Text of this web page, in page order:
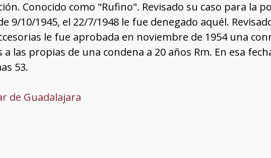
Conocido como "Rufino". Revisado su caso para la
9/10/1945, el 22/7/1948 le fue denegado aquél.
le fue aprobada en noviembre de 1954 una
las propias de una condena a 20 años Rm. En esa
53.
de Guadalajara